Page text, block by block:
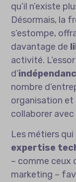
qu’il n’existe
Désormais, la
s’estompe,
davantage de
activité.
d’
nombre
organisation et
collaborer
Les métiers
expertise
– comme ceux
marketing –